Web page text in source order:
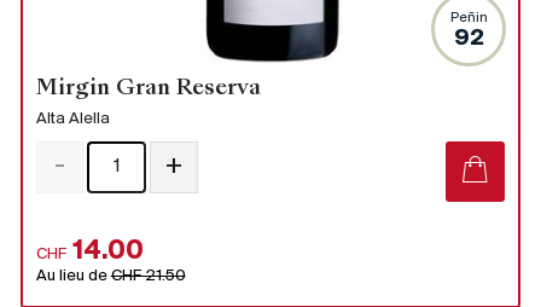
Peñin
92
Mirgin Gran Reserva
Alta Alella
CHF 14.00
Au lieu deCHF 21.50
- +